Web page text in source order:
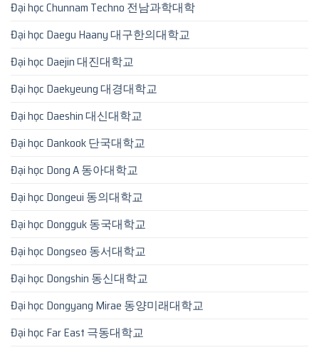
Đại học Chunnam Techno 전남과학대학
Đại học Daegu Haany 대구한의대학교
Đại học Daejin 대진대학교
Đại học Daekyeung 대경대학교
Đại học Daeshin 대신대학교
Đại học Dankook 단국대학교
Đại học Dong A 동아대학교
Đại học Dongeui 동의대학교
Đại học Dongguk 동국대학교
Đại học Dongseo 동서대학교
Đại học Dongshin 동신대학교
Đại học Dongyang Mirae 동양미래대학교
Đại học Far East 극동대학교